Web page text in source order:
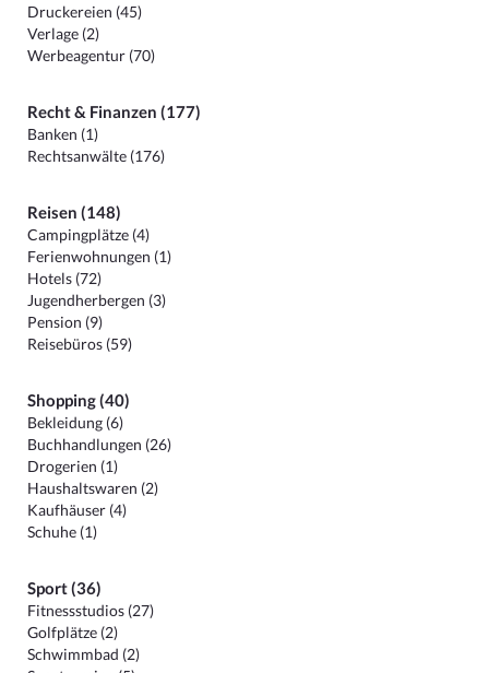
Druckereien (45)
Verlage (2)
Werbeagentur (70)
Recht & Finanzen (177)
Banken (1)
Rechtsanwälte (176)
Reisen (148)
Campingplätze (4)
Ferienwohnungen (1)
Hotels (72)
Jugendherbergen (3)
Pension (9)
Reisebüros (59)
Shopping (40)
Bekleidung (6)
Buchhandlungen (26)
Drogerien (1)
Haushaltswaren (2)
Kaufhäuser (4)
Schuhe (1)
Sport (36)
Fitnessstudios (27)
Golfplätze (2)
Schwimmbad (2)